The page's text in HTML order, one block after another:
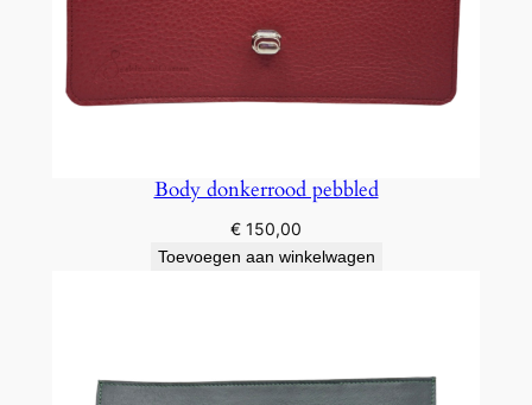
Body donkerrood pebbled
€ 150,00
Toevoegen aan winkelwagen